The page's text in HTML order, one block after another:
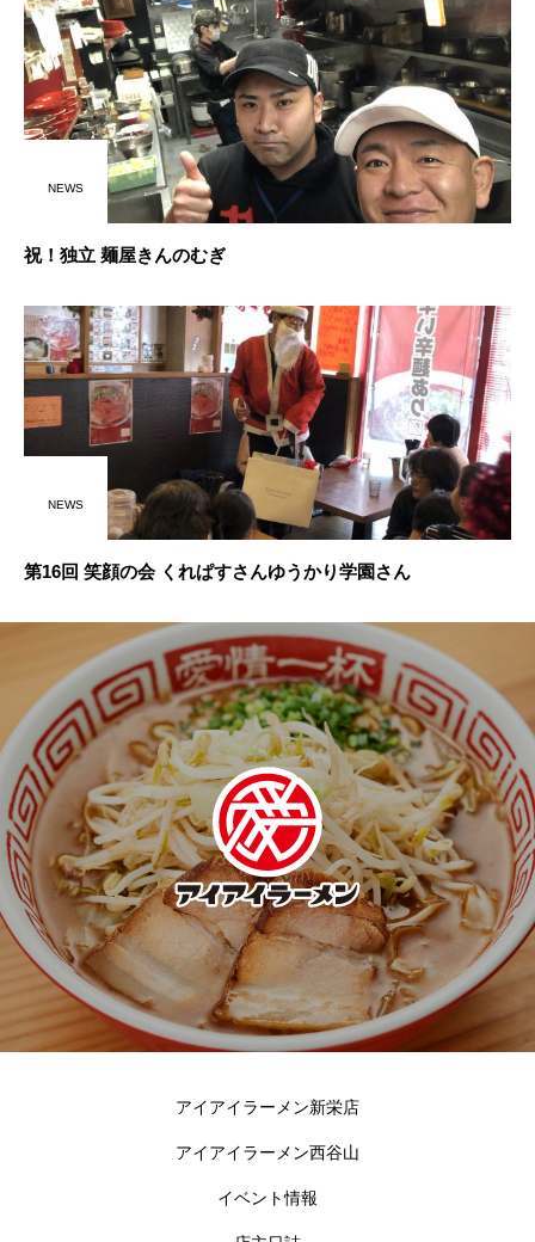
NEWS
祝！独立 麺屋きんのむぎ
NEWS
第16回 笑顔の会 くれぱすさんゆうかり学園さん
アイアイラーメン新栄店
アイアイラーメン西谷山
イベント情報